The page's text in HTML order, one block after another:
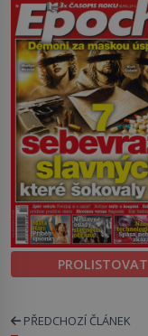
PROLISTOVAT
PŘEDCHOZÍ ČLÁNEK